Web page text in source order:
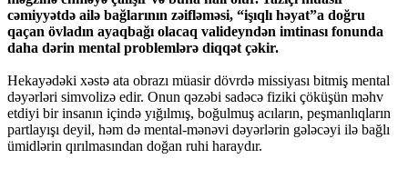
cəmiyyətdə ailə bağlarının zəifləməsi, “işıqlı həyat”a doğru
qaçan övladın ayaqbağı olacaq valideyndən imtinası fonunda
daha dərin mental problemlərə diqqət çəkir.
Hekayədəki xəstə ata obrazı müasir dövrdə missiyası bitmiş mental
dəyərləri simvolizə edir. Onun qəzəbi sadəcə fiziki çöküşün məhv
etdiyi bir insanın içində yığılmış, boğulmuş acıların, peşmanlıqların
partlayışı deyil, həm də mental-mənəvi dəyərlərin gələcəyi ilə bağlı
ümidlərin qırılmasından doğan ruhi haraydır.